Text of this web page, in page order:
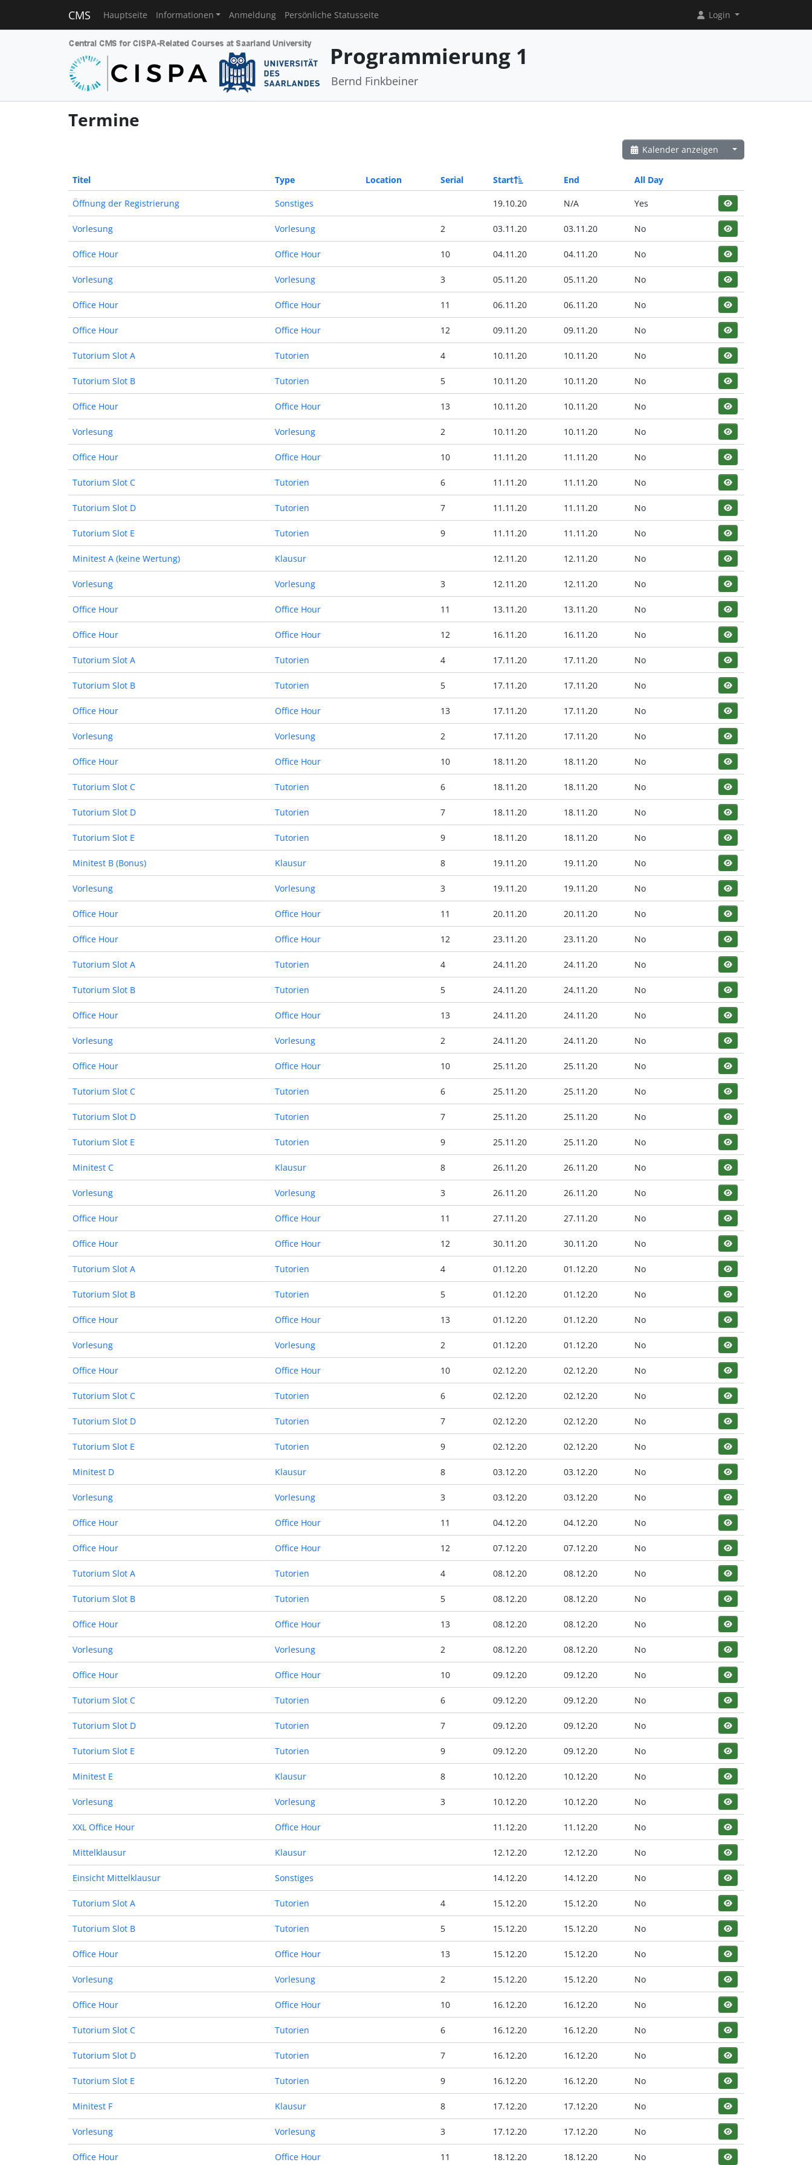
CMS Hauptseite Informationen Anmeldung Persönliche Statusseite Login
Programmierung 1
Bernd Finkbeiner
Termine
Kalender anzeigen
Titel Type Location Serial Start End All Day
Öffnung der Registrierung Sonstiges 19.10.20 N/A Yes
Vorlesung Vorlesung 2 03.11.20 03.11.20 No
Office Hour Office Hour 10 04.11.20 04.11.20 No
Vorlesung Vorlesung 3 05.11.20 05.11.20 No
Office Hour Office Hour 11 06.11.20 06.11.20 No
Office Hour Office Hour 12 09.11.20 09.11.20 No
Tutorium Slot A Tutorien 4 10.11.20 10.11.20 No
Tutorium Slot B Tutorien 5 10.11.20 10.11.20 No
Office Hour Office Hour 13 10.11.20 10.11.20 No
Vorlesung Vorlesung 2 10.11.20 10.11.20 No
Office Hour Office Hour 10 11.11.20 11.11.20 No
Tutorium Slot C Tutorien 6 11.11.20 11.11.20 No
Tutorium Slot D Tutorien 7 11.11.20 11.11.20 No
Tutorium Slot E Tutorien 9 11.11.20 11.11.20 No
Minitest A (keine Wertung) Klausur 12.11.20 12.11.20 No
Vorlesung Vorlesung 3 12.11.20 12.11.20 No
Office Hour Office Hour 11 13.11.20 13.11.20 No
Office Hour Office Hour 12 16.11.20 16.11.20 No
Tutorium Slot A Tutorien 4 17.11.20 17.11.20 No
Tutorium Slot B Tutorien 5 17.11.20 17.11.20 No
Office Hour Office Hour 13 17.11.20 17.11.20 No
Vorlesung Vorlesung 2 17.11.20 17.11.20 No
Office Hour Office Hour 10 18.11.20 18.11.20 No
Tutorium Slot C Tutorien 6 18.11.20 18.11.20 No
Tutorium Slot D Tutorien 7 18.11.20 18.11.20 No
Tutorium Slot E Tutorien 9 18.11.20 18.11.20 No
Minitest B (Bonus) Klausur 8 19.11.20 19.11.20 No
Vorlesung Vorlesung 3 19.11.20 19.11.20 No
Office Hour Office Hour 11 20.11.20 20.11.20 No
Office Hour Office Hour 12 23.11.20 23.11.20 No
Tutorium Slot A Tutorien 4 24.11.20 24.11.20 No
Tutorium Slot B Tutorien 5 24.11.20 24.11.20 No
Office Hour Office Hour 13 24.11.20 24.11.20 No
Vorlesung Vorlesung 2 24.11.20 24.11.20 No
Office Hour Office Hour 10 25.11.20 25.11.20 No
Tutorium Slot C Tutorien 6 25.11.20 25.11.20 No
Tutorium Slot D Tutorien 7 25.11.20 25.11.20 No
Tutorium Slot E Tutorien 9 25.11.20 25.11.20 No
Minitest C Klausur 8 26.11.20 26.11.20 No
Vorlesung Vorlesung 3 26.11.20 26.11.20 No
Office Hour Office Hour 11 27.11.20 27.11.20 No
Office Hour Office Hour 12 30.11.20 30.11.20 No
Tutorium Slot A Tutorien 4 01.12.20 01.12.20 No
Tutorium Slot B Tutorien 5 01.12.20 01.12.20 No
Office Hour Office Hour 13 01.12.20 01.12.20 No
Vorlesung Vorlesung 2 01.12.20 01.12.20 No
Office Hour Office Hour 10 02.12.20 02.12.20 No
Tutorium Slot C Tutorien 6 02.12.20 02.12.20 No
Tutorium Slot D Tutorien 7 02.12.20 02.12.20 No
Tutorium Slot E Tutorien 9 02.12.20 02.12.20 No
Minitest D Klausur 8 03.12.20 03.12.20 No
Vorlesung Vorlesung 3 03.12.20 03.12.20 No
Office Hour Office Hour 11 04.12.20 04.12.20 No
Office Hour Office Hour 12 07.12.20 07.12.20 No
Tutorium Slot A Tutorien 4 08.12.20 08.12.20 No
Tutorium Slot B Tutorien 5 08.12.20 08.12.20 No
Office Hour Office Hour 13 08.12.20 08.12.20 No
Vorlesung Vorlesung 2 08.12.20 08.12.20 No
Office Hour Office Hour 10 09.12.20 09.12.20 No
Tutorium Slot C Tutorien 6 09.12.20 09.12.20 No
Tutorium Slot D Tutorien 7 09.12.20 09.12.20 No
Tutorium Slot E Tutorien 9 09.12.20 09.12.20 No
Minitest E Klausur 8 10.12.20 10.12.20 No
Vorlesung Vorlesung 3 10.12.20 10.12.20 No
XXL Office Hour Office Hour 11.12.20 11.12.20 No
Mittelklausur Klausur 12.12.20 12.12.20 No
Einsicht Mittelklausur Sonstiges 14.12.20 14.12.20 No
Tutorium Slot A Tutorien 4 15.12.20 15.12.20 No
Tutorium Slot B Tutorien 5 15.12.20 15.12.20 No
Office Hour Office Hour 13 15.12.20 15.12.20 No
Vorlesung Vorlesung 2 15.12.20 15.12.20 No
Office Hour Office Hour 10 16.12.20 16.12.20 No
Tutorium Slot C Tutorien 6 16.12.20 16.12.20 No
Tutorium Slot D Tutorien 7 16.12.20 16.12.20 No
Tutorium Slot E Tutorien 9 16.12.20 16.12.20 No
Minitest F Klausur 8 17.12.20 17.12.20 No
Vorlesung Vorlesung 3 17.12.20 17.12.20 No
Office Hour Office Hour 11 18.12.20 18.12.20 No